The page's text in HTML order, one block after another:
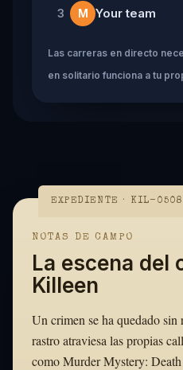
3 M Your team
Las carreras en directo
en solitario funciona a tu
EXPEDIENTE · KIL-0508
NOTAS DE CAMPO
La escena del
Killeen
Un crimen se ha quedado
rastro atraviesa las propias
como Murder Mystery: